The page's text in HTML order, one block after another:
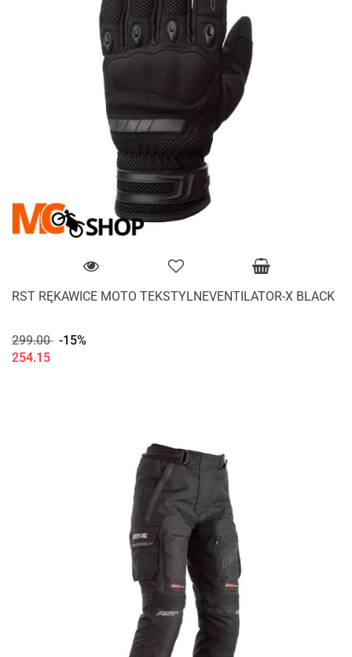
RST RĘKAWICE MOTO TEKSTYLNEVENTILATOR-X BLACK
299.00 -15%
254.15